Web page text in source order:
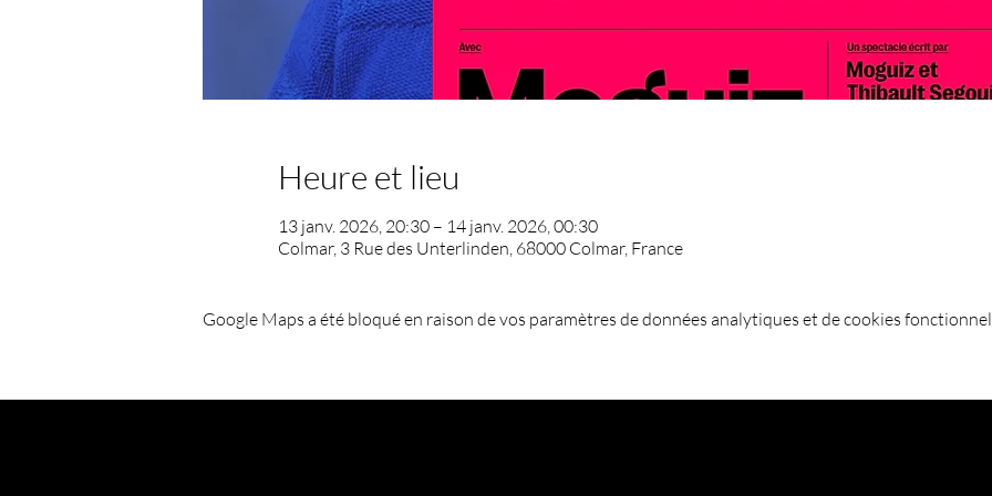
Heure et lieu
13 janv. 2026, 20:30 – 14 janv. 2026, 00:30
Colmar, 3 Rue des Unterlinden, 68000 Colmar, France
Google Maps a été bloqué en raison de vos paramètres de données analytiques et de cookies